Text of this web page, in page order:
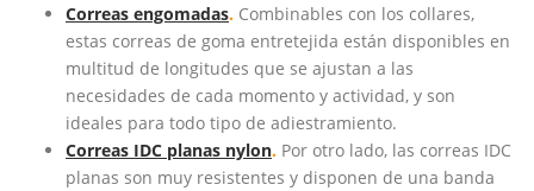
Correas engomadas. Combinables con los collares,
estas correas de goma entretejida están disponibles en
multitud de longitudes que se ajustan a las
necesidades de cada momento y actividad, y son
ideales para todo tipo de adiestramiento.
Correas IDC planas nylon. Por otro lado, las correas IDC
planas son muy resistentes y disponen de una banda